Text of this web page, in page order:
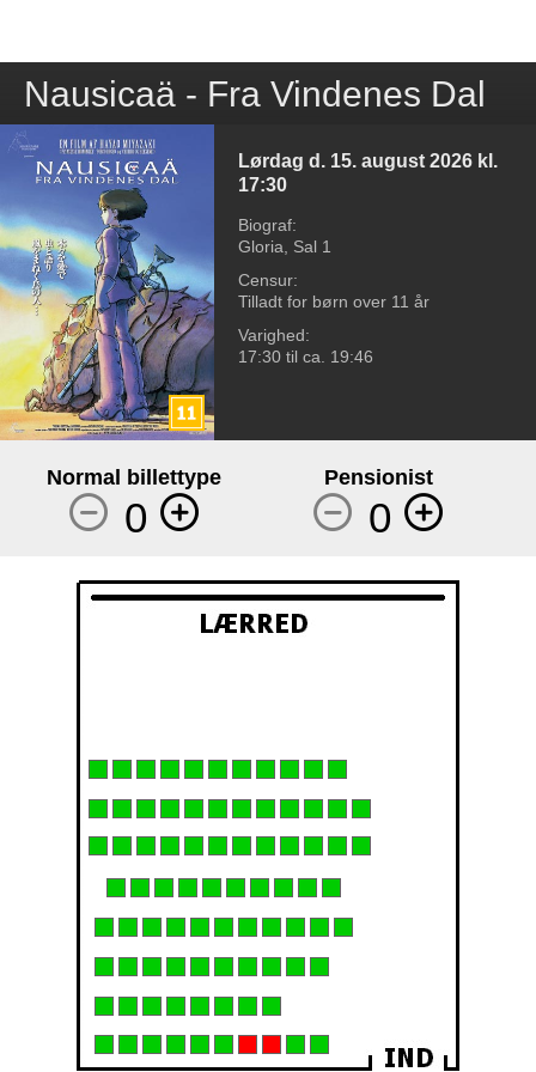
Nausicaä - Fra Vindenes Dal
Lørdag d. 15. august 2026 kl.
17:30
Biograf:
Gloria, Sal 1
Censur:
Tilladt for børn over 11 år
Varighed:
17:30 til ca. 19:46
Normal billettype
0
Pensionist
0